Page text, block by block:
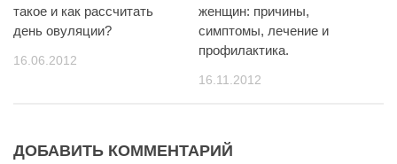
такое и как рассчитать
день овуляции?
16.06.2012
женщин: причины,
симптомы, лечение и
профилактика.
16.11.2012
ДОБАВИТЬ КОММЕНТАРИЙ